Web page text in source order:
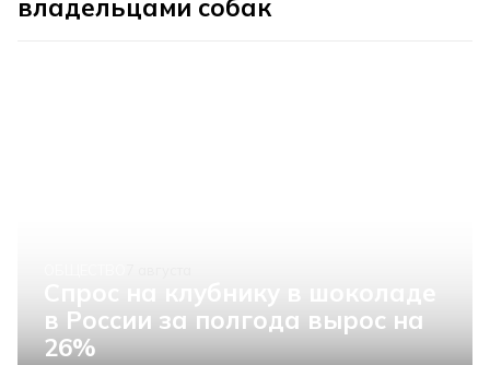
владельцами собак
в России за полгода вырос на
26%